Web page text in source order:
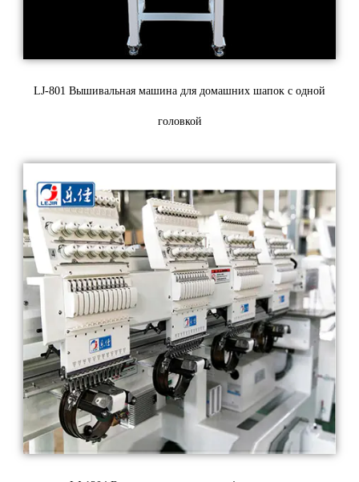
LJ-801 Вышивальная машина для домашних шапок с одной
головкой